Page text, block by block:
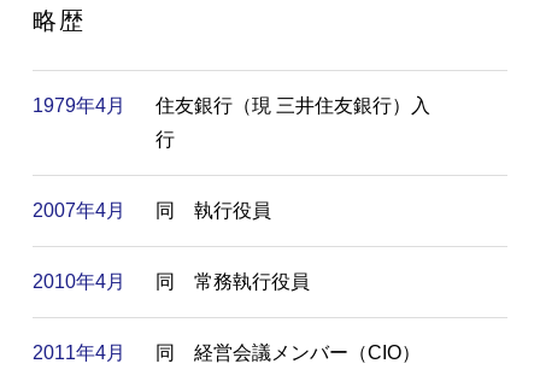
略歴
1979年4月
住友銀行（現 三井住友銀行）入
行
2007年4月 同 執行役員
2010年4月 同 常務執行役員
2011年4月 同 経営会議メンバー（CIO）